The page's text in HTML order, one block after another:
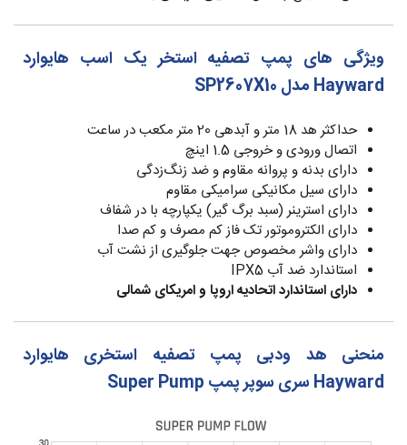
ویژگی های پمپ تصفیه استخر یک اسب هایوارد
Hayward مدل SP2607X10
حداکثر هد 18 متر و آبدهی 20 متر مکعب در ساعت
اتصال ورودی و خروجی 1.5 اینچ
دارای بدنه و پروانه مقاوم و ضد زنگ‌زدگی
دارای سیل مکانیکی سرامیکی مقاوم
دارای استرینر (سبد برگ گیر) یکپارچه با در شفاف
دارای الکتروموتور تک فاز کم مصرف و کم صدا
دارای واشر مخصوص جهت جلوگیری از نشت آب
استاندارد ضد آب IPX5
دارای استاندارد اتحادیه اروپا و امریکای شمالی
منحنی هد ودبی پمپ تصفیه استخری هایوارد
Hayward سری سوپر پمپ Super Pump